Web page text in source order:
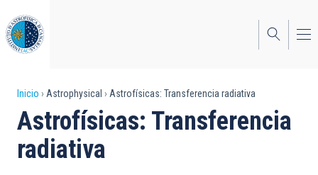
al
contenido
principal
Sobrescribir
enlaces
de
Inicio Astrophysical Astrofísicas: Transferencia radiativa
Astrofísicas: Transferencia
radiativa